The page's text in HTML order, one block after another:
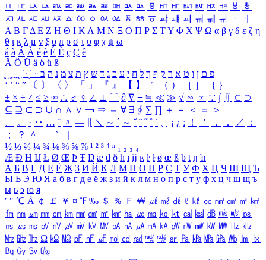
ㅥ ㅦ ㅧ ㅨ ㅩ ㅪ ㅫ ㅬ ㅭ ㅮ ㅯ ㅰ ㅱ ㅲ ㅳ ㅴ ㅵ ㅶ ㅷ ㅸ
ㅹ
ㅺ ㅻ ㅼ ㅽ ㅾ ㅿ ㆀ ㆁ ㆂ ㆃ ㆄ ㆅ ㆆ ㆇ ㆈ ㆉ ㆊ ㆋ ㆌ ㆍ
ㆎ
Α Β ΓΔ Ε Ζ Η Θ Ι ΚΛ Μ Ν Ξ Ο Π Ρ Σ ΤΥ Φ Χ Ψ Ω α β γ δ ε ζ η
θ ι κ λ μ ν ξ ο π ρ σ τ υ φ χ ψ ω
á à Á À é è É È ç Ç ê
Ä Ö Ü ä ö ü ß
ִֶֹ ֻּ ׁׂ פ ם ן ו ט א ר ק ף ך ל ח י ע כ ג ד ש ץ ת צ מ נ ה ב
‘ ’ “ ” 〔 〕 〈 〉 「 」 『 』 【 】 ＂ （ ） ［ ］ ｛ ｝
± × ÷ ≠ ≤ ≥ ∞ ∴ ♂ ♀ ∠ ⊥ ⌒ ∂ ∇ ≡ ≒ ≪ ≫ √ ∽ ∝ ∵ ∫ ∬ ∈ ∋
⊆ ⊇ ⊂ ⊃ ∪ ∩ ∧ ∨ ￢ ⇒ ⇔ ∀ ∃ ∮ ∑ ∏ ＋ － ＜ ＝
＞
、
。 · ‥ … ¨ 〃 ― ＼ ∼ ´ ～ ˇ ˘ ˝ ˚ ˙ ¸ ¡ ¿ ː ！ ＇ ， ． ／
：
；
？ ＾ ｀
½ ⅓ ⅔ ¼ ¾ ⅛ ⅜ ⅝ ⅞ ¹ ² ³ ⁴ ⁿ ₁ ₂ ₃ ₄
Æ Ð Ħ Ĳ Ł Ø Œ Þ Ŧ Ŋ æ đ ð ħ ı ĳ ĸ ŀ ł ø œ ß þ ŧ ŋ ŉ
А Б В Г Д Е Ё Ж З И Й К Л М Н О П Р С Т У Ф Х Ц Ч Ш Щ Ъ
Ы Ь Э Ю Я а б в г д е ё ж з и й к л м н о п р с т у ф х ц ч ш щ ъ
ы ь э ю я
′ ″ ℃ Å ￠ ￡ ￥ ¤ ℉ ‰ ＄ ％ Ｆ ￦ ㎕ ㎖ ㎗ ℓ ㎘ ㏄ ㎣ ㎤ ㎥ ㎦
㎙ ㎚ ㎛ ㎜ ㎝ ㎞ ㎟ ㎠ ㎡ ㎢ ㏊ ㎍ ㎎ ㎏ ㏏ ㎈ ㎉ ㏈ ㎧ ㎨ ㎰
㎱ ㎲ ㎳ ㎴ ㎵ ㎶ ㎷ ㎸ ㎹ ㎀ ㎁ ㎂ ㎃ ㎄ ㎺ ㎻ ㎽ ㎾ ㎿ ㎐ ㎑
㎒ ㎓ ㎔ Ω ㏀ ㏁ ㎊ ㎋ ㎌ ㏖ ㏅ ㎭ ㎮ ㎯ ㏛ ㎩ ㎪ ㎫ ㎬ ㏝ ㏐
㏓
㏃ ㏉ ㏜ ㏆